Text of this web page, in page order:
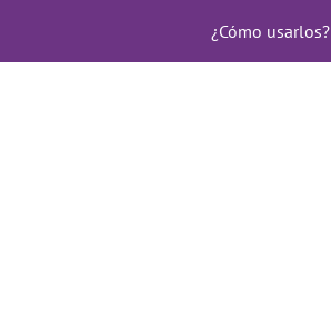
¿Cómo usarlos?